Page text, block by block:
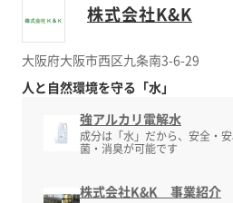
株式会社K&K
大阪府大阪市西区九条南3-6-29
人と自然環境を守る「水」
強アルカリ電解水
成分は「水」だから、安全・
菌・消臭が可能です
株式会社K&K 事業紹介